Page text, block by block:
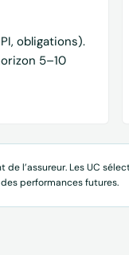
obligations).
5–10
de l’assureur. Les UC
performances futures.